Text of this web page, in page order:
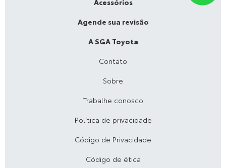
Agende sua revisão
A SGA Toyota
Contato
Sobre
Trabalhe conosco
Política de privacidade
Código de Privacidade
Código de ética